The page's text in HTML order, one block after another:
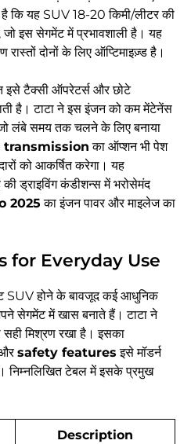
है कि यह SUV 18-20 किमी/लीटर की
इस सेगमेंट में प्रभावशाली है। यह
दोनों के लिए ऑप्टिमाइज़्ड है।
इसे टैक्सी ऑपरेटर्स और छोटे
है। टाटा ने इस इंजन को कम मेंटेनेंस
लंबे समय तक चलने के लिए बनाया
का ऑप्शन भी पेश
को आकर्षित करेगा। यह
की ड्राइविंग कंडीशन्स में भरोसेमंद
2025 का इंजन पावर और माइलेज का
for Everyday Use
SUV होने के बावजूद कई आधुनिक
सेगमेंट में खास बनाते हैं। टाटा ने
सही मिश्रण रखा है। इसका
safety features इसे मॉडर्न
निम्नलिखित टेबल में इसके प्रमुख
Description